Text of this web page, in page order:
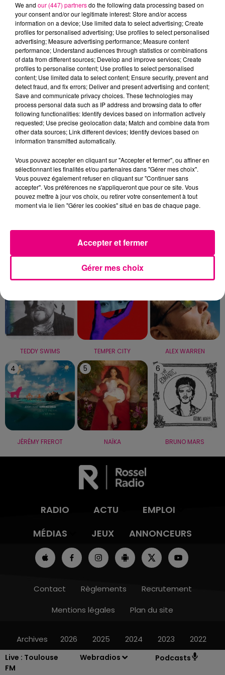
Live : Toulouse
FM
Webradios Podcasts
Cancer Lion Vierge
Balance Scorpion Sagittaire
LE TOP
1
TEDDY SWIMS
2
TEMPER CITY
3
ALEX WARREN
4
JÉRÉMY FREROT
5
NAÏKA
6
BRUNO MARS
RADIO ACTU
EMPLOI
MÉDIAS
JEUX ANNONCEURS
Contact Règlements
Recrutement
Mentions légales
Plan du site
Archives 2026 2025 2024 2023 2022
We and our (447) partnersdo the following data processing based on
your consent and/or our legitimate interest: Store and/or access
information on a device; Use limited data to select advertising; Create
profiles for personalised advertising; Use profiles to select personalised
advertising; Measure advertising performance; Measure content
performance; Understand audiences through statistics or combinations
of data from different sources; Develop and improve services; Create
profiles to personalise content; Use profiles to select personalised
content; Use limited data to select content; Ensure security, prevent and
detect fraud, and fix errors; Deliver and present advertising and content;
Save and communicate privacy choices. These technologies may
process personal data such as IP address and browsing data to offer
following functionalities: Identify devices based on information actively
requested; Use precise geolocation data; Match and combine data from
other data sources; Link different devices; Identify devices based on
information transmitted automatically.
Vous pouvez accepter en cliquant sur "Accepter et fermer", ou affiner en
sélectionnant les finalités et/ou partenaires dans "Gérer mes choix".
Vous pouvez également refuser en cliquant sur "Continuer sans
accepter". Vos préférences ne s'appliqueront que pour ce site. Vous
pouvez mettre à jour vos choix, ou retirer votre consentement à tout
moment via le lien "Gérer les cookies" situé en bas de chaque page.
Gérer mes choix
Accepter et fermer